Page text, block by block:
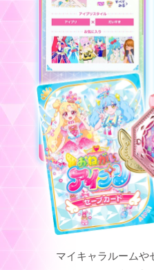
マイキャラルームや